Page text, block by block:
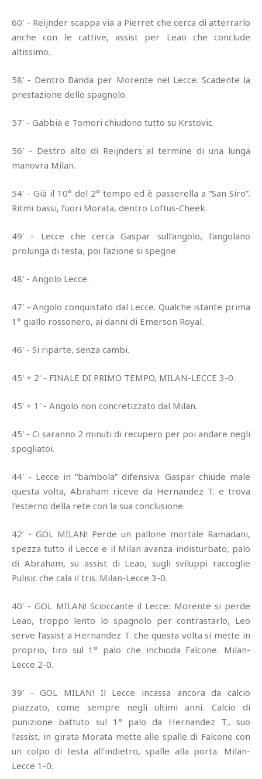
60' - Reijnder scappa via a Pierret che cerca di atterrarlo
anche con le cattive, assist per Leao che conclude
altissimo.
58' - Dentro Banda per Morente nel Lecce. Scadente la
prestazione dello spagnolo.
57' - Gabbia e Tomori chiudono tutto su Krstovic.
56' - Destro alto di Reijnders al termine di una lunga
manovra Milan.
54' - Già il 10° del 2° tempo ed è passerella a “San Siro”.
Ritmi bassi, fuori Morata, dentro Loftus-Cheek.
49' - Lecce che cerca Gaspar sull'angolo, l'angolano
prolunga di testa, poi l'azione si spegne.
48' - Angolo Lecce.
47' - Angolo conquistato dal Lecce. Qualche istante prima
1° giallo rossonero, ai danni di Emerson Royal.
46' - Si riparte, senza cambi.
45' + 2' - FINALE DI PRIMO TEMPO, MILAN-LECCE 3-0.
45' + 1' - Angolo non concretizzato dal Milan.
45' - Ci saranno 2 minuti di recupero per poi andare negli
spogliatoi.
44' - Lecce in “bambola” difensiva: Gaspar chiude male
questa volta, Abraham riceve da Hernandez T. e trova
l'esterno della rete con la sua conclusione.
42' - GOL MILAN! Perde un pallone mortale Ramadani,
spezza tutto il Lecce e il Milan avanza indisturbato, palo
di Abraham, su assist di Leao, sugli sviluppi raccoglie
Pulisic che cala il tris. Milan-Lecce 3-0.
40' - GOL MILAN! Scioccante il Lecce: Morente si perde
Leao, troppo lento lo spagnolo per contrastarlo, Leo
serve l'assist a Hernandez T. che questa volta si mette in
proprio, tiro sul 1° palo che inchioda Falcone. Milan-
Lecce 2-0.
39' - GOL MILAN! Il Lecce incassa ancora da calcio
piazzato, come sempre negli ultimi anni. Calcio di
punizione battuto sul 1° palo da Hernandez T., suo
l'assist, in girata Morata mette alle spalle di Falcone con
un colpo di testa all'indietro, spalle alla porta. Milan-
Lecce 1-0.